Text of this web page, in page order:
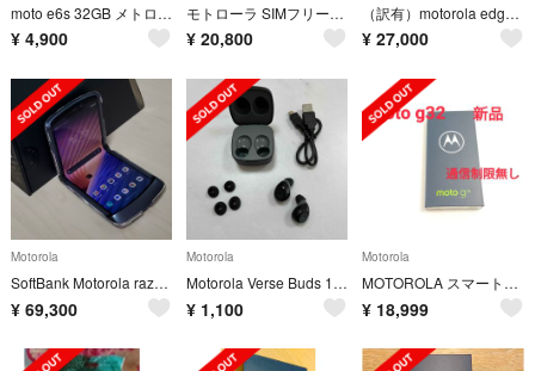
moto e6s 32GB メトログレー SIMフリー
¥ 4,900
モトローラ SIMフリースマートフォン moto g52j
¥ 20,800
（訳有）motorola edge 30 pro 12GB/256GB
¥ 27,000
Motorola
SoftBank Motorola razr 5G 256GB ケース付き
¥ 69,300
Motorola
Motorola Verse Buds 100 ワイヤレスイヤホン
¥ 1,100
Motorola
MOTOROLA スマートフォン moto g32 ミネラルグレイ PAUV00
¥ 18,999